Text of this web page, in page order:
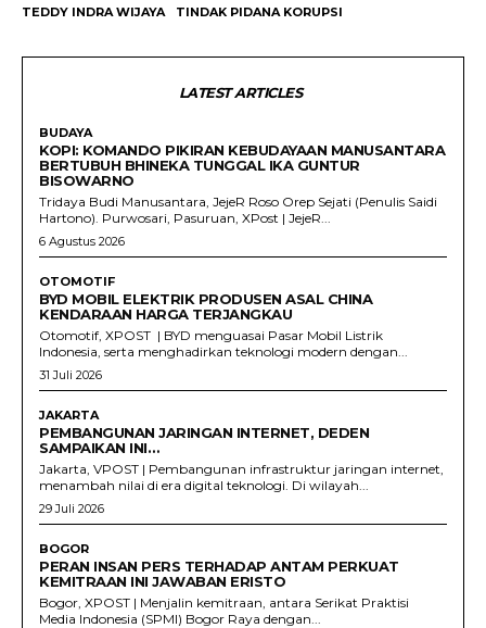
TEDDY INDRA WIJAYA TINDAK PIDANA KORUPSI
LATEST ARTICLES
BUDAYA
KOPI: KOMANDO PIKIRAN KEBUDAYAAN MANUSANTARA
BERTUBUH BHINEKA TUNGGAL IKA GUNTUR
BISOWARNO
Tridaya Budi Manusantara, JejeR Roso Orep Sejati (Penulis Saidi
Hartono). Purwosari, Pasuruan, XPost | JejeR...
6 Agustus 2026
OTOMOTIF
BYD MOBIL ELEKTRIK PRODUSEN ASAL CHINA
KENDARAAN HARGA TERJANGKAU
Otomotif, XPOST | BYD menguasai Pasar Mobil Listrik
Indonesia, serta menghadirkan teknologi modern dengan...
31 Juli 2026
JAKARTA
PEMBANGUNAN JARINGAN INTERNET, DEDEN
SAMPAIKAN INI…
Jakarta, VPOST | Pembangunan infrastruktur jaringan internet,
menambah nilai di era digital teknologi. Di wilayah...
29 Juli 2026
BOGOR
PERAN INSAN PERS TERHADAP ANTAM PERKUAT
KEMITRAAN INI JAWABAN ERISTO
Bogor, XPOST | Menjalin kemitraan, antara Serikat Praktisi
Media Indonesia (SPMI) Bogor Raya dengan...